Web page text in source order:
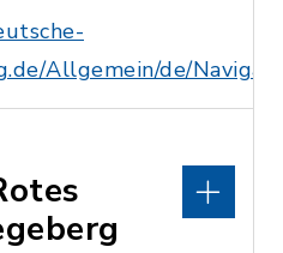
Allgemein/de/